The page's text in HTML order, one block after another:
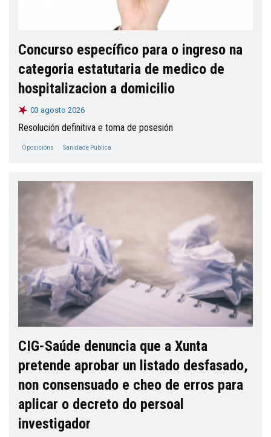
Concurso específico para o ingreso na
categoria estatutaria de medico de
hospitalizacion a domicilio
03 agosto 2026
Resolución definitiva e toma de posesión
Oposicións Sanidade Pública
CIG-Saúde denuncia que a Xunta
pretende aprobar un listado desfasado,
non consensuado e cheo de erros para
aplicar o decreto do persoal
investigador